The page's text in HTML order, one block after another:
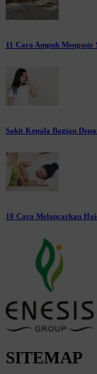
11 Cara Ampuh
Sakit Kepala Bagian
10 Cara Melancarkan
SITEMAP